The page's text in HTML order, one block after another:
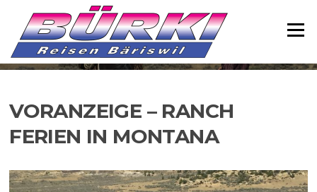
Inhalt
Menü
VORANZEIGE – RANCH
FERIEN IN MONTANA